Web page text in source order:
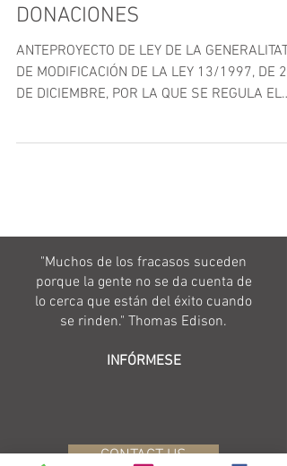
DONACIONES
ANTEPROYECTO DE LEY DE LA GENERALITAT,
DE MODIFICACIÓN DE LA LEY 13/1997, DE 23
DE DICIEMBRE, POR LA QUE SE REGULA EL
"Muchos de los fracasos suceden
porque la gente no se da cuenta de
lo cerca que están del éxito cuando
se rinden." Thomas Edison.
INFÓRMESE
CONTACT US